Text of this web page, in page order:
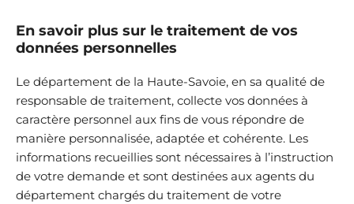
En savoir plus sur le traitement de vos
données personnelles
Le département de la Haute-Savoie, en sa qualité de
responsable de traitement, collecte vos données à
caractère personnel aux fins de vous répondre de
manière personnalisée, adaptée et cohérente. Les
informations recueillies sont nécessaires à l’instruction
de votre demande et sont destinées aux agents du
département chargés du traitement de votre